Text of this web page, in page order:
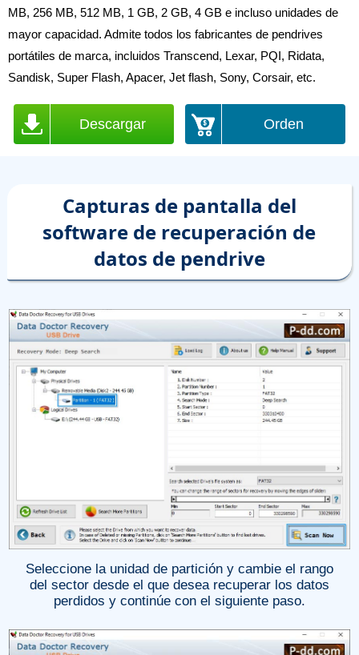
MB, 256 MB, 512 MB, 1 GB, 2 GB, 4 GB e incluso unidades de
mayor capacidad. Admite todos los fabricantes de pendrives
portátiles de marca, incluidos Transcend, Lexar, PQI, Ridata,
Sandisk, Super Flash, Apacer, Jet flash, Sony, Corsair, etc.
Descargar Orden
Capturas de pantalla del
software de recuperación de
datos de pendrive
Seleccione la unidad de partición y cambie el rango
del sector desde el que desea recuperar los datos
perdidos y continúe con el siguiente paso.